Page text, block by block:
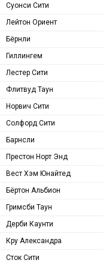
Суонси Сити
Лейтон Ориент
Бёрнли
Гиллингем
Лестер Сити
Флитвуд Таун
Норвич Сити
Солфорд Сити
Барнсли
Престон Норт Энд
Вест Хэм Юнайтед
Бёртон Альбион
Гримсби Таун
Дерби Каунти
Кру Александра
Сток Сити